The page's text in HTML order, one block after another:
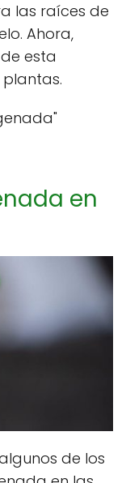
las raíces de
Ahora,
esta
en
de los